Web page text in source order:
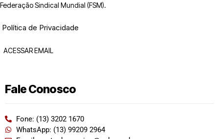
Federação Sindical Mundial (FSM).
Política de Privacidade
ACESSAR EMAIL
Fale Conosco
Fone: (13) 3202 1670
WhatsApp: (13) 99209 2964